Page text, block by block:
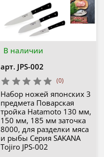
В наличии
арт. JPS-002
(0)
Набор ножей японских 3
предмета Поварская
тройка Hatamoto 130 мм,
150 мм, 185 мм заточка
8000, для разделки мяса
и рыбы Серия SAKANA
Tojiro JPS-002